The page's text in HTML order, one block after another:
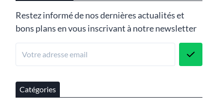
Restez informé de nos dernières actualités et
bons plans en vous inscrivant à notre newsletter
Catégories